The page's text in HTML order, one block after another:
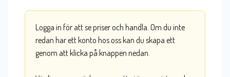
Logga in för att se priser och handla. Om du inte
redan har ett konto hos oss kan du skapa ett
genom att klicka på knappen nedan.